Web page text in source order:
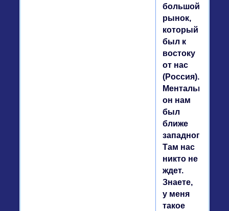
большой
рынок,
который
был к
востоку
от нас
(Россия).
Ментально
он нам
был
ближе
западного.
Там нас
никто не
ждет.
Знаете,
у меня
такое